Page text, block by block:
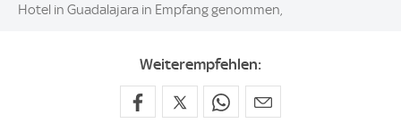
Hotel in Guadalajara in Empfang genommen,
Weiterempfehlen: